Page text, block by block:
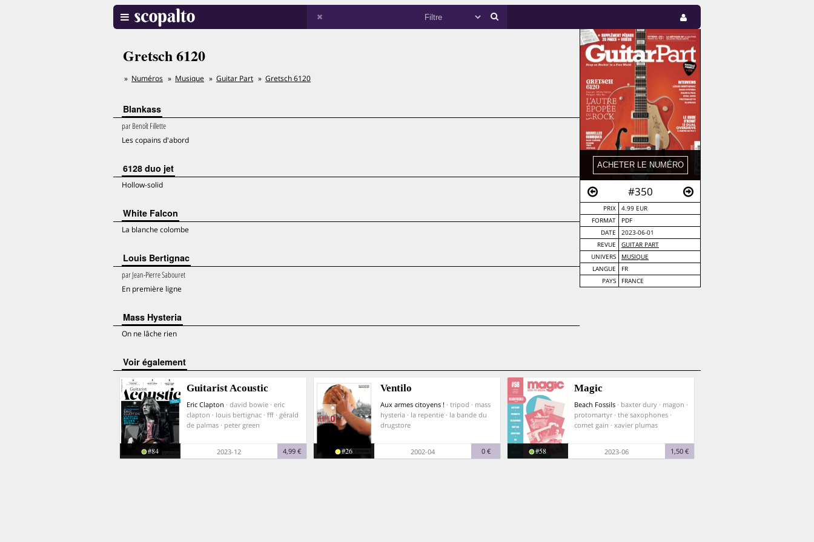
#350
PRIX
4.99 EUR
FORMAT
PDF
DATE
2023-06-01
REVUE
GUITAR PART
UNIVERS
MUSIQUE
LANGUE
FR
PAYS
FRANCE
Gretsch 6120
Numéros Musique Guitar Part Gretsch 6120
Blankass
parBenoît Fillette
Les copains d'abord
6128 duo jet
Hollow-solid
White Falcon
La blanche colombe
Louis Bertignac
parJean-Pierre Sabouret
En première ligne
Mass Hysteria
On ne lâche rien
voir également
Guitarist Acoustic
Eric Clapton · david bowie · eric
clapton · louis bertignac · fff · gérald
de palmas · peter green
#84 2023-12 4,99 €
Ventilo
Aux armes citoyens ! · tripod · mass
hysteria · la repentie · la bande du
drugstore
#26 2002-04 0 €
Magic
Beach Fossils · baxter dury · magon ·
protomartyr · the saxophones ·
comet gain · xavier plumas
#58 2023-06 1,50 €